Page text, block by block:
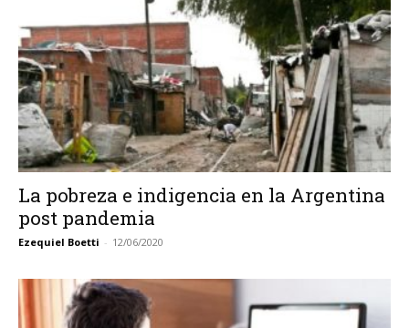
La pobreza e indigencia en la Argentina
post pandemia
Ezequiel Boetti - 12/06/2020